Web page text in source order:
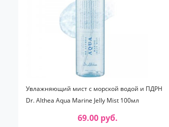
Увлажняющий мист с морской водой и ПДРН
Dr. Althea Aqua Marine Jelly Mist 100мл
69.00 руб.